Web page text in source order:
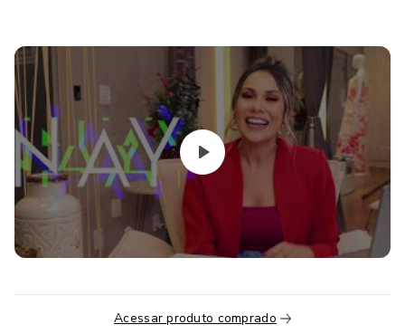
Acessar produto comprado